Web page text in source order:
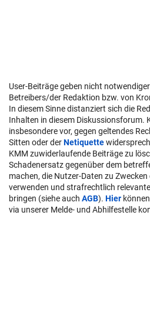
User-Beiträge geben nicht
Betreibers/der Redaktion bzw. von
In diesem Sinne distanziert sich die
Inhalten in diesem Diskussionsforum.
insbesondere vor, gegen geltendes
Sitten oder derNetiquette
KMM zuwiderlaufende Beiträge zu
Schadenersatz gegenüber dem
machen, die Nutzer-Daten zu
verwenden und strafrechtlich
bringen (siehe auch AGB). Hier
via unserer Melde- und Abhilfestelle